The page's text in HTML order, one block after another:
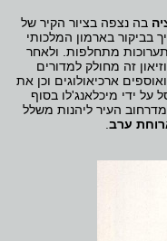
בה נצפה בציור הקיר של
בביקור בארמון המלכותי
מתחלפות. ולאחר
זה מחולק למדורים
ארכיאולוגים וכן את
על ידי מיכלאנג'לו בסוף
העיר ליהנות משלל
ערב